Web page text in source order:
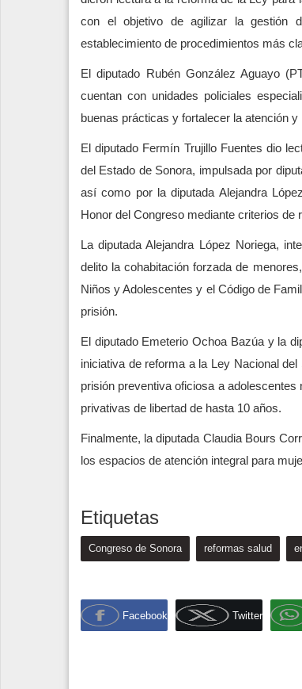
con el objetivo de agilizar la gestión
establecimiento de procedimientos más
El diputado Rubén González Aguayo
cuentan con unidades policiales
buenas prácticas y fortalecer la atención
El diputado Fermín Trujillo Fuentes dio
del Estado de Sonora, impulsada por
así como por la diputada Alejandra
Honor del Congreso mediante criterios
La diputada Alejandra López Noriega,
delito la cohabitación forzada de
Niños y Adolescentes y el Código de
prisión.
El diputado Emeterio Ochoa Bazúa y la
iniciativa de reforma a la Ley Nacional
prisión preventiva oficiosa a
privativas de libertad de hasta 10 años.
Finalmente, la diputada Claudia Bours
los espacios de atención integral para
Etiquetas
Congreso de Sonora reformas salud
Facebook Twitter